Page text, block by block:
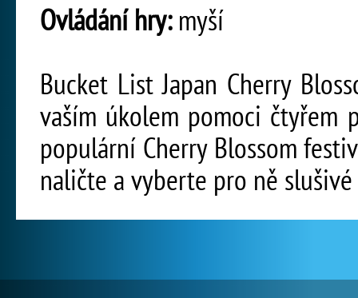
Ovládání hry:myší
Bucket List Japan Cherry
vaším úkolem pomoci čtyřem
populární Cherry Blossom
naličte a vyberte pro ně